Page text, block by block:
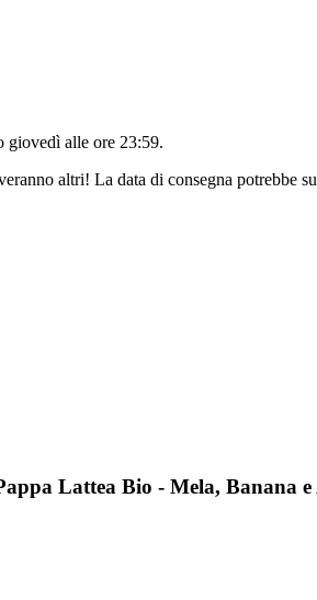
giovedì alle ore 23:59.
altri! La data di consegna potrebbe
Lattea Bio - Mela, Banana